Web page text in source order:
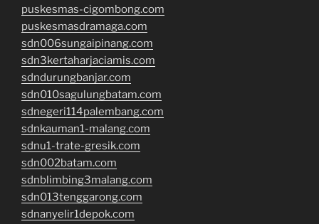
puskesmas-cigombong.com
puskesmasdramaga.com
sdn006sungaipinang.com
sdn3kertaharjaciamis.com
sdndurungbanjar.com
sdn010sagulungbatam.com
sdnegeri114palembang.com
sdnkauman1-malang.com
sdnu1-trate-gresik.com
sdn002batam.com
sdnblimbing3malang.com
sdn013tenggarong.com
sdnanyelir1depok.com